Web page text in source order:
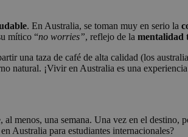
. En Australia, se toman muy en serio la
mítico “no worries”, reflejo de la mentalidad
una taza de café de alta calidad (los
natural. ¡Vivir en Australia es una
al menos, una semana. Una vez en el destino,
Australia para estudiantes internacionales?